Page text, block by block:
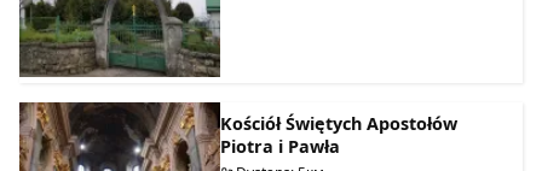
Kościół Świętych Apostołów
Piotra i Pawła